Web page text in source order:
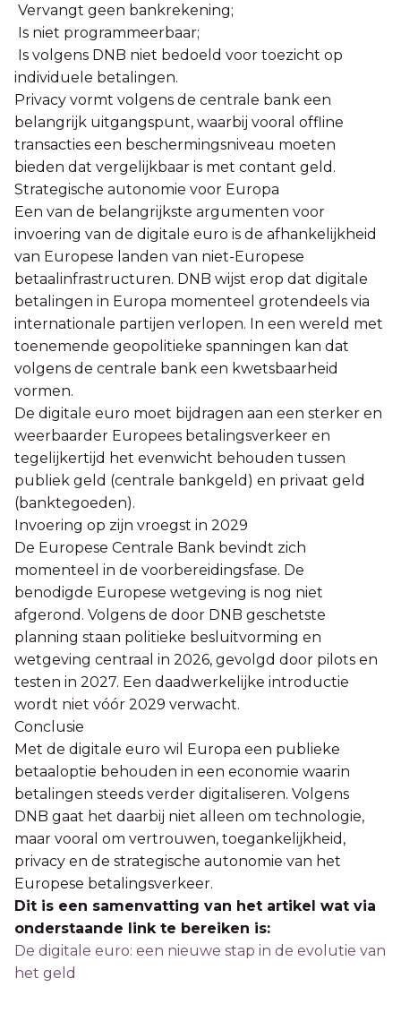
Vervangt geen bankrekening;
Is niet programmeerbaar;
Is volgens DNB niet bedoeld voor toezicht op
individuele betalingen.
Privacy vormt volgens de centrale bank een
belangrijk uitgangspunt, waarbij vooral offline
transacties een beschermingsniveau moeten
bieden dat vergelijkbaar is met contant geld.
Strategische autonomie voor Europa
Een van de belangrijkste argumenten voor
invoering van de digitale euro is de afhankelijkheid
van Europese landen van niet-Europese
betaalinfrastructuren. DNB wijst erop dat digitale
betalingen in Europa momenteel grotendeels via
internationale partijen verlopen. In een wereld met
toenemende geopolitieke spanningen kan dat
volgens de centrale bank een kwetsbaarheid
vormen.
De digitale euro moet bijdragen aan een sterker en
weerbaarder Europees betalingsverkeer en
tegelijkertijd het evenwicht behouden tussen
publiek geld (centrale bankgeld) en privaat geld
(banktegoeden).
Invoering op zijn vroegst in 2029
De Europese Centrale Bank bevindt zich
momenteel in de voorbereidingsfase. De
benodigde Europese wetgeving is nog niet
afgerond. Volgens de door DNB geschetste
planning staan politieke besluitvorming en
wetgeving centraal in 2026, gevolgd door pilots en
testen in 2027. Een daadwerkelijke introductie
wordt niet vóór 2029 verwacht.
Conclusie
Met de digitale euro wil Europa een publieke
betaaloptie behouden in een economie waarin
betalingen steeds verder digitaliseren. Volgens
DNB gaat het daarbij niet alleen om technologie,
maar vooral om vertrouwen, toegankelijkheid,
privacy en de strategische autonomie van het
Europese betalingsverkeer.
Dit is een samenvatting van het artikel wat via
onderstaande link te bereiken is:
De digitale euro: een nieuwe stap in de evolutie van
het geld